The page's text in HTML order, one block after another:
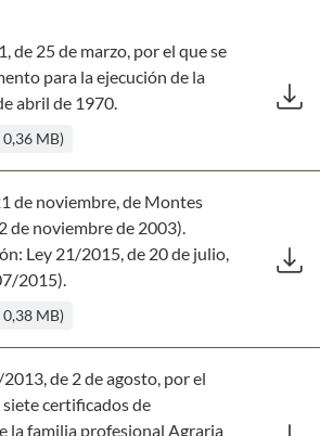
de 25 de marzo, por el que se
para la ejecución de la
abril de 1970.
MB)
download
de noviembre, de Montes
de noviembre de 2003).
Ley 21/2015, de 20 de julio,
2015).
MB)
download
de 2 de agosto, por el
certificados de
la familia profesional Agraria